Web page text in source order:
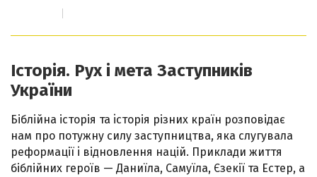
Історія. Рух і мета Заступників
України
Біблійна історія та icторія різних країн розповідає
нам про потужну силу заступництва, яка слугувала
реформації i відновлення націй. Приклади життя
біблійних героїв — Даниїла, Самуїла, Єзекії та Естер, а